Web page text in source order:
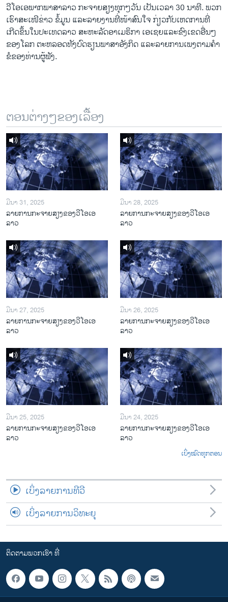
ລາຍການກະຈາຍສຽງ
ລາຍງານ
ຕິດຕາມພວກເຮົາ ທີ່
ວີ​ໂອ​ເອພາກ​ພາສາ​ລາວ​ ກະຈາຍສຽງ​ທຸກໆ​ວັນ ​ເປັນ​ເວລາ 30 ນາທີ. ພວກ​
ເຮົາ​ສະ​ເໜີຂ່າວ ຂໍ້​ມູນ ​ແລະ​ລາຍ​ງານ​ທີ່​ໜ້າ​ສົນ​ໃຈ ກ່ຽວກັບ​​ເຫດການ​​ທີ່​
ເກີດ​ຂຶ້ນ​ໃນ​ປະ​ເທດ​ລາວ ສະຫະລັດ​ອ​າ​ເມ​ຣິ​ກາ ​ເອ​ເຊຍ​ແລະ​ຂົງເຂດ​ອື່ນໆ​
ຂອງ​ໂລກ ຕະຫລອດ​ທັງ​ບົດຮຽນ​ພາສາ​ອັງກິດ ​ແລະ​ລາຍການ​ເພງ​ຕາມ​ຄຳ​
ຂໍ​ຂອງ​ທ່ານ​ຜູ້​ຟັງ.
ຕອນຕ່າງໆຂອງເລື້ອງ
ມີນາ 31, 2025
ລາຍການກະຈາຍສຽງຂອງວີໂອເອ
ລາວ
ມີນາ 28, 2025
ລາຍການກະຈາຍສຽງຂອງວີໂອເອ
ລາວ
ມີນາ 27, 2025
ລາຍການກະຈາຍສຽງຂອງວີໂອເອ
ລາວ
ມີນາ 26, 2025
ລາຍການກະຈາຍສຽງຂອງວີໂອເອ
ລາວ
ມີນາ 25, 2025
ລາຍການກະຈາຍສຽງຂອງວີໂອເອ
ລາວ
ມີນາ 24, 2025
ລາຍການກະຈາຍສຽງຂອງວີໂອເອ
ລາວ
ເບິ່ງໝົດທຸກຕອນ
ເບິ່ງລາຍການທີວີ
ເບິ່ງລາຍການວິທະຍຸ
ຕິດຕາມພວກເຮົາ ທີ່